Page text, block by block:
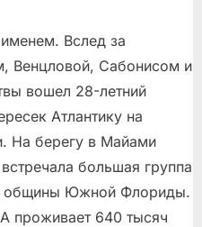
Вслед за
Венцловой, Сабонисом и
вошел 28-летний
Атлантику на
На берегу в Майами
большая группа
общины Южной Флориды.
проживает 640 тысяч